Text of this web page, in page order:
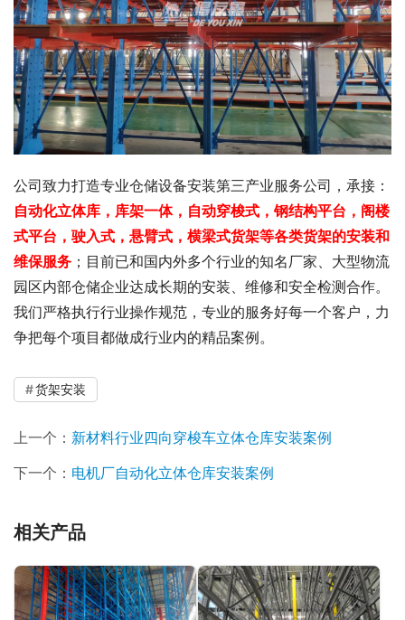
公司致力打造专业仓储设备安装第三产业服务公司，承接：
自动化立体库，库架一体，自动穿梭式，钢结构平台，阁楼
式平台，驶入式，悬臂式，横梁式货架等各类货架的安装和
维保服务 ；目前已和国内外多个行业的知名厂家、大型物流
园区内部仓储企业达成长期的安装、维修和安全检测合作。
我们严格执行行业操作规范，专业的服务好每一个客户，力
争把每个项目都做成行业内的精品案例。
货架安装
上一个： 新材料行业四向穿梭车立体仓库安装案例
下一个： 电机厂自动化立体仓库安装案例
相关产品